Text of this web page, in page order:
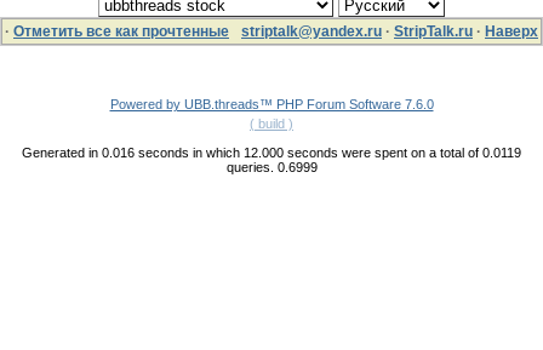
· Отметить все как прочтенные striptalk@yandex.ru · StripTalk.ru · Наверх
Powered by UBB.threads™ PHP Forum Software 7.6.0
( build )
Generated in 0.016 seconds in which 12.000 seconds were spent on a total of 0.0119
queries. 0.6999